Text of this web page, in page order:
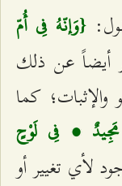
{وَإنّهُ فِي أُمّ
أيضاً عن ذلك
كما
، فِي لَوْحٍ
لأي تغيير أو